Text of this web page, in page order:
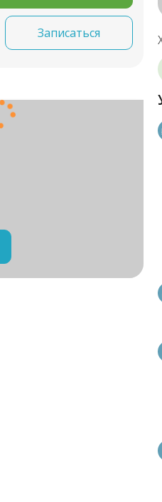
Записаться